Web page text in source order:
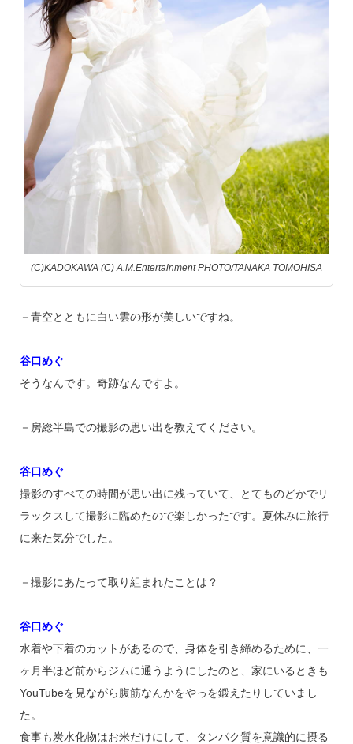
(C)KADOKAWA (C) A.M.Entertainment PHOTO/TANAKA TOMOHISA
－青空とともに白い雲の形が美しいですね。
谷口めぐ
そうなんです。奇跡なんですよ。
－房総半島での撮影の思い出を教えてください。
谷口めぐ
撮影のすべての時間が思い出に残っていて、とてものどかでリ
ラックスして撮影に臨めたので楽しかったです。夏休みに旅行
に来た気分でした。
－撮影にあたって取り組まれたことは？
谷口めぐ
水着や下着のカットがあるので、身体を引き締めるために、一
ヶ月半ほど前からジムに通うようにしたのと、家にいるときも
YouTubeを見ながら腹筋なんかをやっを鍛えたりしていまし
た。
食事も炭水化物はお米だけにして、タンパク質を意識的に摂る